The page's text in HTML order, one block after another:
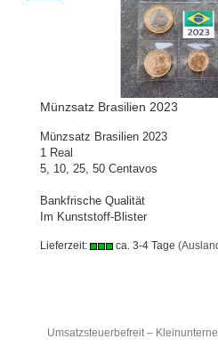
Münzsatz Brasilien 2023
Münzsatz Brasilien 2023
1 Real
5, 10, 25, 50 Centavos
Bankfrische Qualität
Im Kunststoff-Blister
Lieferzeit: ca. 3-4 Tage
Umsatzsteuerbefreit –